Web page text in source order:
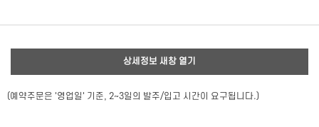
상세정보 새창 열기
(예약주문은 '영업일' 기준, 2~3일의 발주/입고 시간이 요구됩니다.)